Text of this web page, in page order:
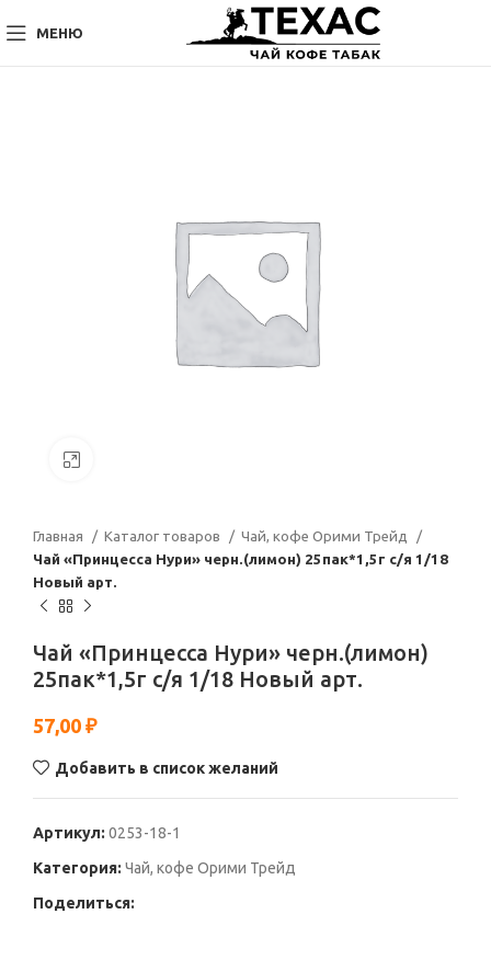
МЕНЮ
Главная Каталог товаров
Чай, кофе Орими Трейд
Чай «Принцесса Нури» черн.(лимон) 25пак*1,5г с/я 1/18
Новый арт.
Чай «Принцесса Нури» черн.(лимон)
25пак*1,5г с/я 1/18 Новый арт.
57,00 ₽
Добавить в список желаний
Артикул: 0253-18-1
Категория: Чай, кофе Орими Трейд
Поделиться: